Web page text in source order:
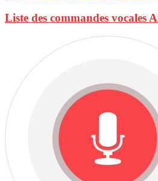
Liste des commandes vocales